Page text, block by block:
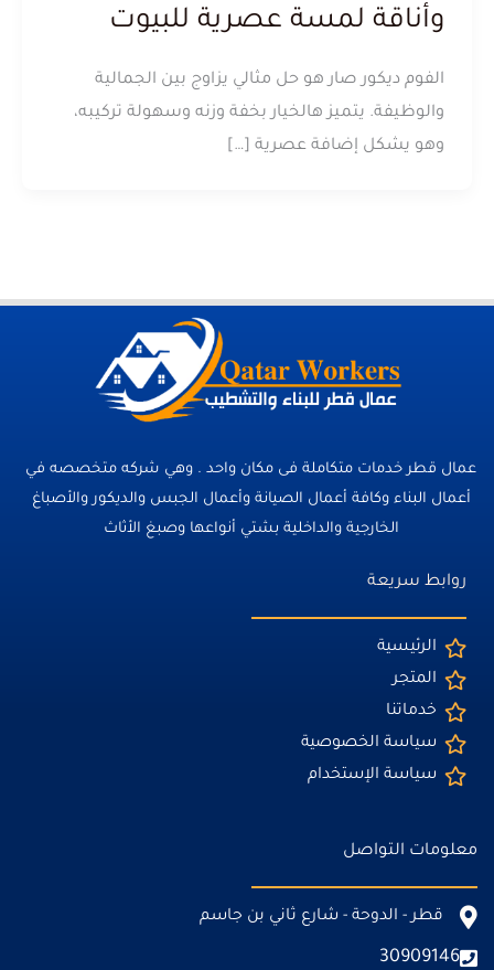
وأناقة لمسة عصرية للبيوت
الفوم ديكور صار هو حل مثالي يزاوج بين الجمالية
والوظيفة. يتميز هالخيار بخفة وزنه وسهولة تركيبه،
وهو يشكل إضافة عصرية […]
عمال قطر خدمات متكاملة فى مكان واحد . وهي شركه متخصصه في
أعمال البناء وكافة أعمال الصيانة وأعمال الجبس والديكور والأصباغ
الخارجية والداخلية بشتي أنواعها وصبغ الأثاث
روابط سريعة
الرئيسية
المتجر
خدماتنا
سياسة الخصوصية
سياسة الإستخدام
معلومات التواصل
قطر - الدوحة - شارع ثاني بن جاسم
30909146